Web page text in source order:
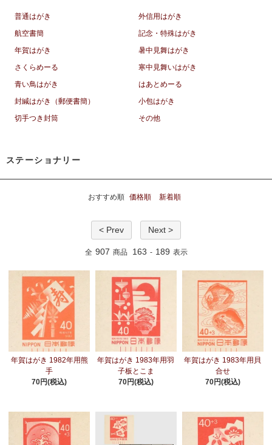
普通はがき
外信用はがき
航空書簡
記念・特殊はがき
年賀はがき
暑中見舞はがき
さくらめーる
寒中見舞いはがき
青い鳥はがき
はあとめーる
封緘はがき（郵便書簡）
小包はがき
切手つき封筒
その他
ステーショナリー
おすすめ順 価格順 新着順
< Prev Next >
全 907 商品 163 - 189 表示
年賀はがき 1982年用熊
手
70円(税込)
年賀はがき 1983年用羽
子板とこま
70円(税込)
年賀はがき 1983年用貝
合せ
70円(税込)